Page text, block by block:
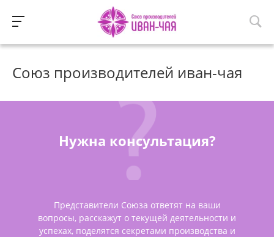
Союз производителей иван-чая
Нужна консультация?
Представители Союза ответят на ваши
вопросы, расскажут о текущей деятельности и
успехах, поделятся секретами производства и